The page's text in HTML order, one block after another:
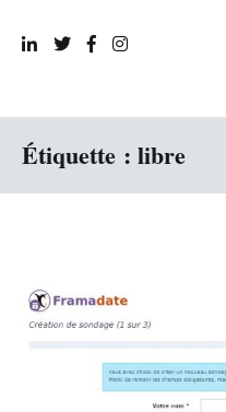
Étiquette : libre